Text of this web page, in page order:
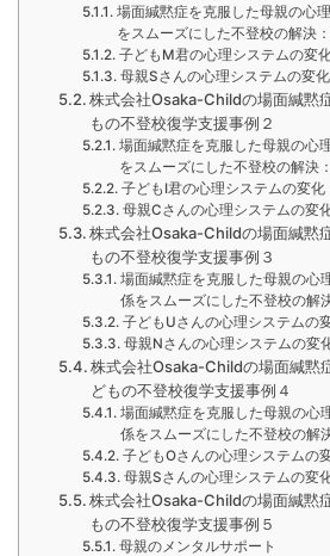
場面緘黙症を克服した母親の心
をスムーズにした不登校の解決
子どもM君の心理システムの変
母親Sさんの心理システムの変化
株式会社Osaka-Childの場面緘黙
もの不登校復学支援事例２
場面緘黙症を克服した母親の心
をスムーズにした不登校の解決
子どもI君の心理システムの変化
母親Cさんの心理システムの変
株式会社Osaka-Childの場面緘黙
もの不登校復学支援事例３
場面緘黙症を克服した母親の心
係をスムーズにした不登校の解
子どもUさんの心理システムの
母親Nさんの心理システムの変
株式会社Osaka-Childの場面緘黙
どもの不登校復学支援事例４
場面緘黙症を克服した母親の心
係をスムーズにした不登校の解
子どもOさんの心理システムの
母親Sさんの心理システムの変
株式会社Osaka-Childの場面緘黙
もの不登校復学支援事例５
母親のメンタルサポート